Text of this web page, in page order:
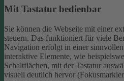
Mit Tastatur bedienbar
Sie können die Webseite mit einer
steuern. Das funktioniert für viele
Navigation erfolgt in einer
interaktive Elemente, wie
Schaltflächen, mit der Tastatur
visuell deutlich hervor